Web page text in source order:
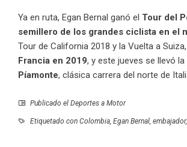
Ya en ruta, Egan Bernal ganó el Tour del
semillero de los grandes ciclista en el
Tour de California 2018 y la Vuelta a
Francia en 2019, y este jueves se llevó la
Píamonte, clásica carrera del norte de
Publicado el Deportes a Motor
Etiquetado con Colombia, Egan Bernal, embajador,